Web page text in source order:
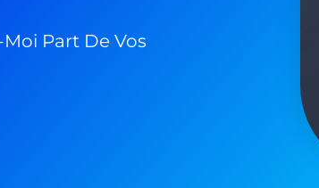
Part De Vos